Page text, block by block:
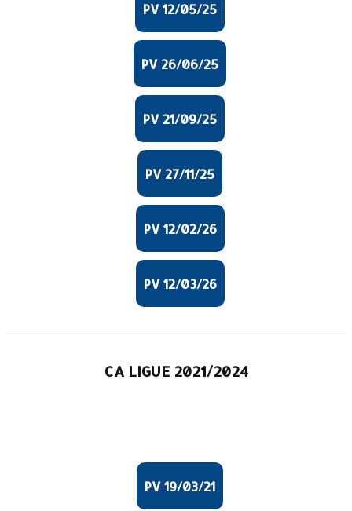
PV 12/05/25
PV 26/06/25
PV 21/09/25
PV 27/11/25
PV 12/02/26
PV 12/03/26
CA LIGUE 2021/2024
PV 19/03/21